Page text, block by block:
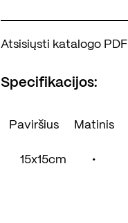
Atsisiųsti katalogo
Specifikacijos:
Paviršius Matinis
15x15cm •